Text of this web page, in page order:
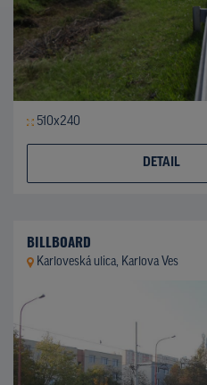
510x240
DETAIL
BILLBOARD
Karloveská ulica, Karlova Ves